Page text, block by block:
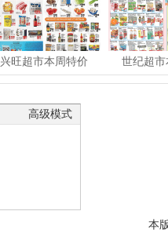
兴旺超市本周特价 世纪超
高级模式
本